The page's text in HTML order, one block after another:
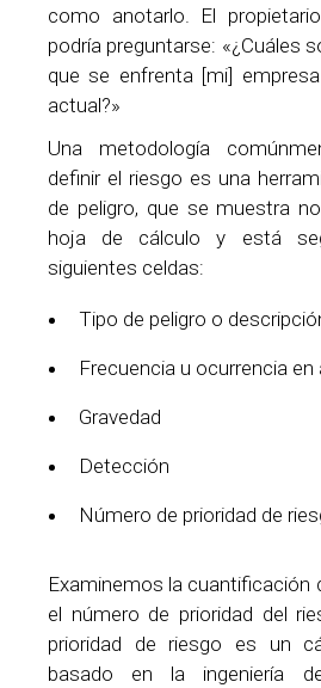
como anotarlo. El
podría preguntarse: «¿Cuáles
que se enfrenta [mi]
actual?»
Una metodología
definir el riesgo es una
de peligro, que se muestra
hoja de cálculo y está
siguientes celdas:
Tipo de peligro o
Frecuencia u ocurrencia en
Gravedad
Detección
Número de prioridad de
Examinemos la cuantificación
el número de prioridad del
prioridad de riesgo es un
basado en la ingeniería